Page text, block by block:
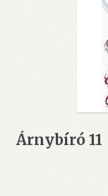
Árnybíró 11